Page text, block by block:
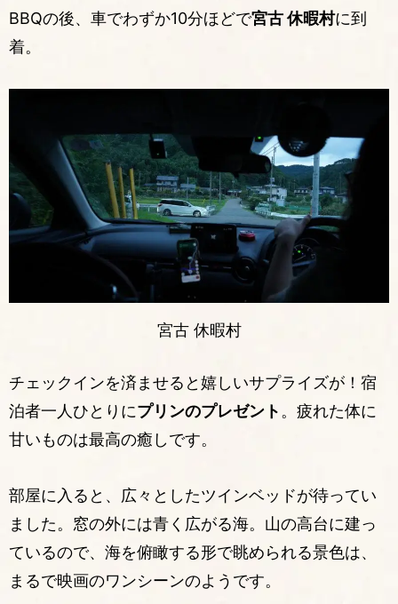
BBQの後、車でわずか10分ほどで宮古 休暇村に到
着。
宮古 休暇村
チェックインを済ませると嬉しいサプライズが！宿
泊者一人ひとりにプリンのプレゼント 。疲れた体に
甘いものは最高の癒しです。
部屋に入ると、広々としたツインベッドが待ってい
ました。窓の外には青く広がる海。山の高台に建っ
ているので、海を俯瞰する形で眺められる景色は、
まるで映画のワンシーンのようです。